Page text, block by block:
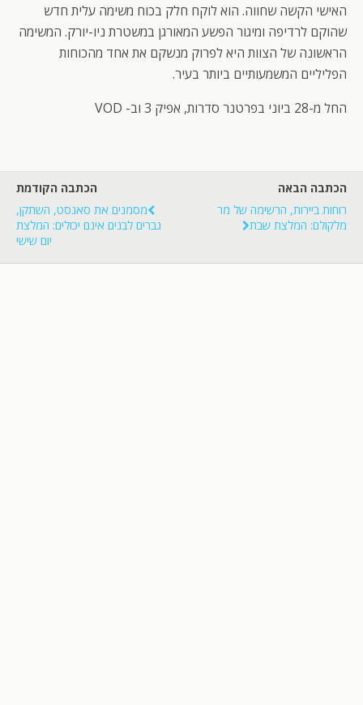
האישי הקשה שחווה. הוא לוקח חלק בכוח משימה עלית חדש
שהוקם לרדיפה ומיגור הפשע המאורגן במשטרת ניו-יורק. המשימה
הראשונה של הצוות היא לפרוק מנשקם את אחד מהכוחות
הפליליים המשמעותיים ביותר בעיר.
החל מ-28 ביוני בפרטנר סדרות, אפיק 3 וב- VOD
הכתבה הקודמת
מסמנים את סאנסט, השתקן,
גברים לבנים אינם יכולים: המלצת
יום שישי
הכתבה הבאה
רוחות ביירות, הרשימה של מר
מלקולם: המלצת שבת